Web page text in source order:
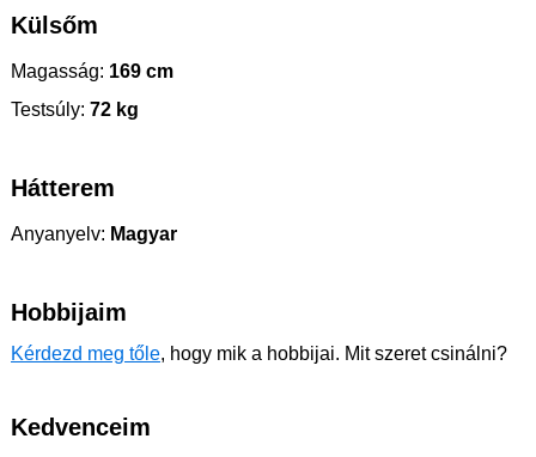
Külsőm
Magasság: 169 cm
Testsúly: 72 kg
Hátterem
Anyanyelv: Magyar
Hobbijaim
Kérdezd meg tőle, hogy mik a hobbijai. Mit szeret csinálni?
Kedvenceim